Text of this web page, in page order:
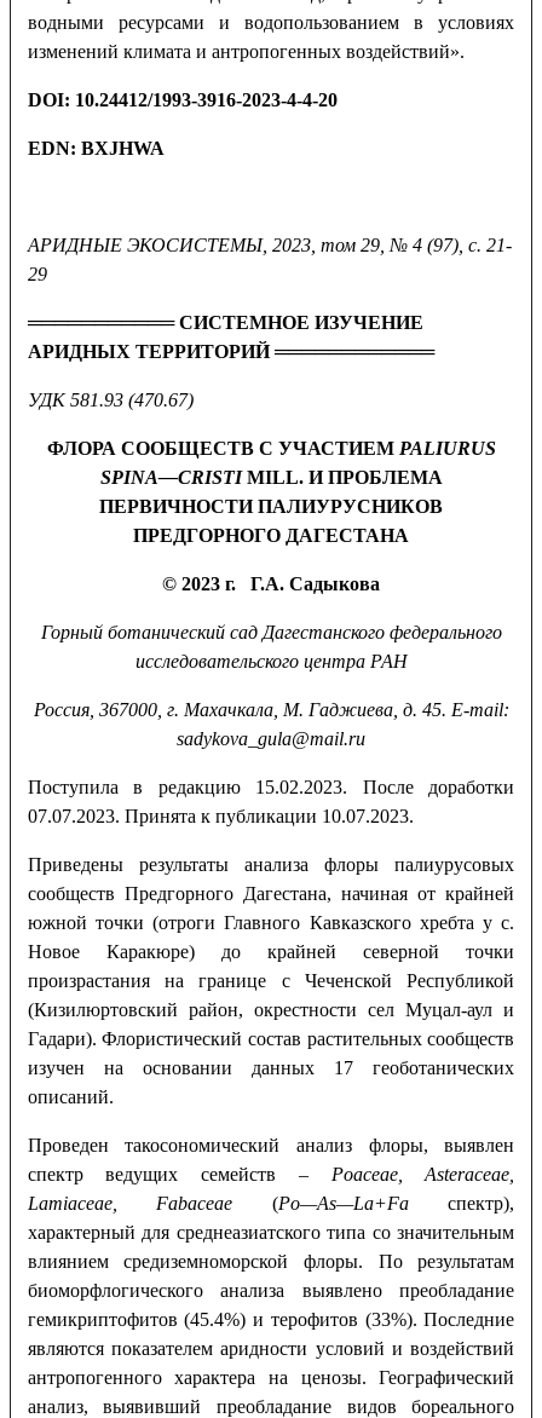
водными ресурсами и водопользованием в условиях
изменений климата и антропогенных воздействий».
DOI: 10.24412/1993-3916-2023-4-4-20
EDN: BXJHWA
АРИДНЫЕ ЭКОСИСТЕМЫ, 2023, том 29, № 4 (97), с. 21-
29
═══════════ СИСТЕМНОЕ ИЗУЧЕНИЕ
АРИДНЫХ ТЕРРИТОРИЙ ════════════
УДК 581.93 (470.67)
ФЛОРА СООБЩЕСТВ С УЧАСТИЕМ PALIURUS
SPINA—CRISTI MILL. И ПРОБЛЕМА
ПЕРВИЧНОСТИ ПАЛИУРУСНИКОВ
ПРЕДГОРНОГО ДАГЕСТАНА
© 2023 г. Г.А. Садыкова
Горный ботанический сад Дагестанского федерального
исследовательского центра РАН
Россия, 367000, г. Махачкала, М. Гаджиева, д. 45. E-mail:
sadykova_gula@mail.ru
Поступила в редакцию 15.02.2023. После доработки
07.07.2023. Принята к публикации 10.07.2023.
Приведены результаты анализа флоры палиурусовых
сообществ Предгорного Дагестана, начиная от крайней
южной точки (отроги Главного Кавказского хребта у с.
Новое Каракюре) до крайней северной точки
произрастания на границе с Чеченской Республикой
(Кизилюртовский район, окрестности сел Муцал-аул и
Гадари). Флористический состав растительных сообществ
изучен на основании данных 17 геоботанических
описаний.
Проведен такосономический анализ флоры, выявлен
спектр ведущих семейств – Poaceae, Asteraceae,
Lamiaceae, Fabaceae (Po—As—La+Faспектр),
характерный для среднеазиатского типа cо значительным
влиянием средиземноморской флоры. По результатам
биоморфлогического анализа выявлено преобладание
гемикриптофитов (45.4%) и терофитов (33%). Последние
являются показателем аридности условий и воздействий
антропогенного характера на ценозы. Географический
анализ, выявивший преобладание видов бореального